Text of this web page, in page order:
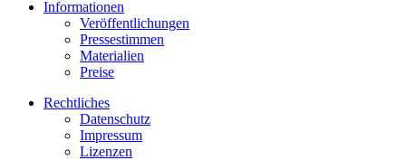
Informationen
Veröffentlichungen
Pressestimmen
Materialien
Preise
Rechtliches
Datenschutz
Impressum
Lizenzen